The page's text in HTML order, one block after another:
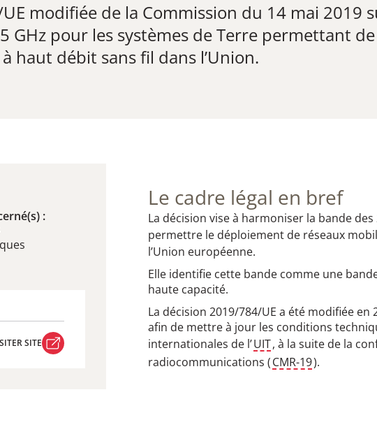
modifiée de la Commission du 14 mai 2019
GHz pour les systèmes de Terre permettant
haut débit sans fil dans l’Union.
:
SITE
Le cadre légal en bref
La décision vise à harmoniser la bande des
permettre le déploiement de réseaux
l’Union européenne.
Elle identifie cette bande comme une
haute capacité.
La décision 2019/784/UE a été modifiée en
afin de mettre à jour les conditions
internationales de l’UIT, à la suite de la
radiocommunications (CMR-19).